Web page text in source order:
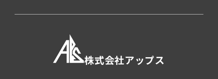
株式会社アップス